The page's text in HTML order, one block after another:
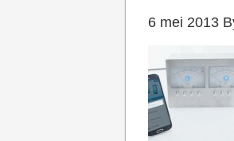
6 mei 2013